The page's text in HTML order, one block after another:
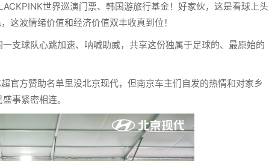
世界巡演门票、韩国游旅行基金！好家伙，这是看球上头
这波情绪价值和经济价值双丰收真到位！
支球队心跳加速、呐喊助威，共享这份独属于足球的、最原始的
官方赞助名单里没北京现代，但南京车主们自发的热情和对家乡
事紧密相连。